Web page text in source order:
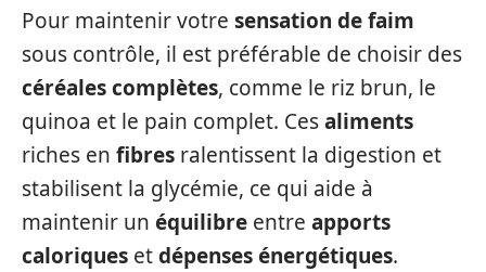
Pour maintenir votre sensation de faim
sous contrôle, il est préférable de choisir des
céréales complètes, comme le riz brun, le
quinoa et le pain complet. Cesaliments
riches en fibres ralentissent la digestion et
stabilisent la glycémie, ce qui aide à
maintenir un équilibre entre apports
caloriques etdépenses énergétiques.